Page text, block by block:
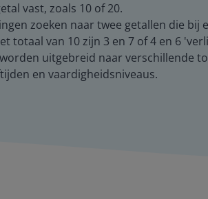
vast, zoals 10 of 20.
zoeken naar twee getallen die bij
totaal van 10 zijn 3 en 7 of 4 en 6
uitgebreid naar verschillende
en vaardigheidsniveaus.